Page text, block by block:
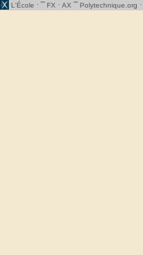
L'École · ˜˜ FX · AX ˜˜ Polytechnique.org ·